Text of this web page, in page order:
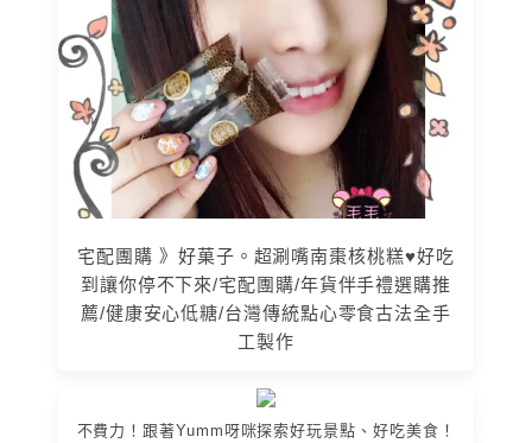
宅配團購 》好菓子。超涮嘴南棗核桃糕♥好吃
到讓你停不下來/宅配團購/年貨伴手禮選購推
薦/健康安心低糖/台灣傳統點心零食古法全手
工製作
不費力！跟著Yumm呀咪探索好玩景點、好吃美食！